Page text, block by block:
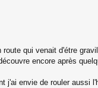
qui venait d'étre
encore après
j'ai envie de rouler aussi